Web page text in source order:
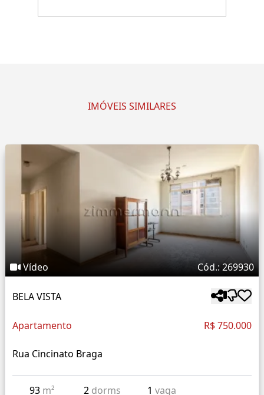
IMÓVEIS SIMILARES
Vídeo Cód.: 269930
BELA VISTA
Apartamento R$ 750.000
Rua Cincinato Braga
93 m² 2 dorms 1vaga